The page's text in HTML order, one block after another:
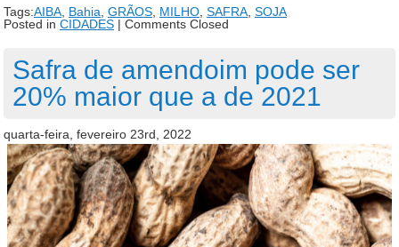
Tags:AIBA Bahia GRÃOS MILHO SAFRA SOJA
Posted in CIDADES | Comments Closed
Safra de amendoim pode ser
20% maior que a de 2021
quarta-feira, fevereiro 23rd, 2022